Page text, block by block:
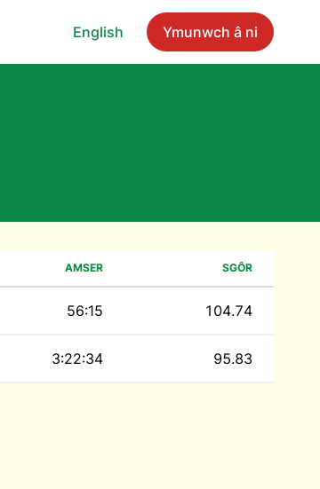
English Ymunwch â ni
AMSER SGÔR
56:15 104.74
3:22:34 95.83